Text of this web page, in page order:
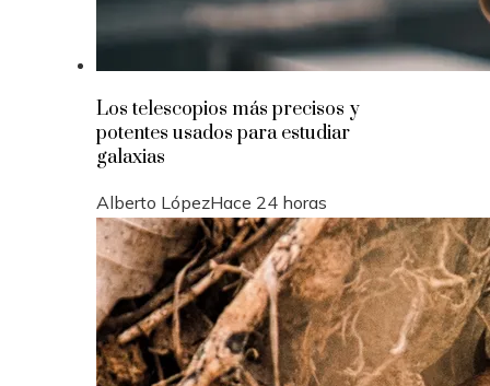
Los telescopios más precisos y
potentes usados para estudiar
galaxias
Alberto LópezHace 24 horas